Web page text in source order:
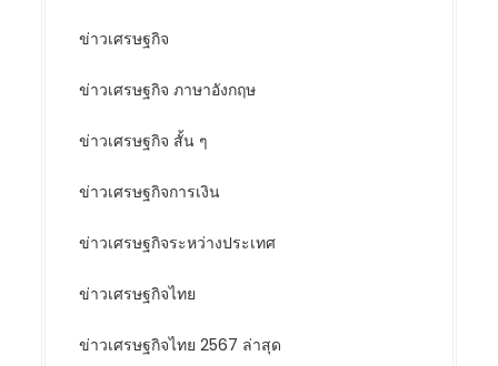
ข่าวเศรษฐกิจ
ข่าวเศรษฐกิจ ภาษาอังกฤษ
ข่าวเศรษฐกิจ สั้น ๆ
ข่าวเศรษฐกิจการเงิน
ข่าวเศรษฐกิจระหว่างประเทศ
ข่าวเศรษฐกิจไทย
ข่าวเศรษฐกิจไทย 2567 ล่าสุด